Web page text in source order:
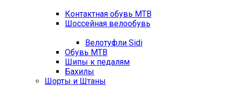
Контактная обувь MTB
Шоссейная велообувь
Велотуфли Sidi
Обувь MTB
Шипы к педалям
Бахилы
Шорты и Штаны